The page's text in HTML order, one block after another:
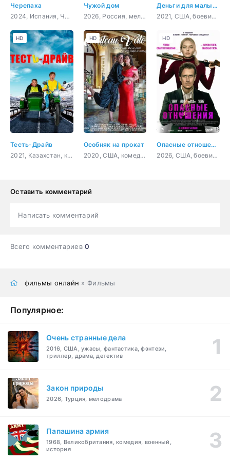
Черепаха
2024, Испания, Чили, драма
Чужой дом
2026, Россия, мелодрама
Деньги для малышки
2021, США, боевик, триллер
Тесть-Драйв
2021, Казахстан, комедия
HD
Особняк на прокат
2020, США, комедия
HD
Опасные отношения
2026, США, боевик, триллер, комедия
HD
Оставить комментарий
Написать комментарий
Всего комментариев0
фильмы онлайн » Фильмы
Популярное:
Очень странные дела
2016, США, ужасы, фантастика, фэнтези,
триллер, драма, детектив
Закон природы
2026, Турция, мелодрама
Папашина армия
1968, Великобритания, комедия, военный,
история